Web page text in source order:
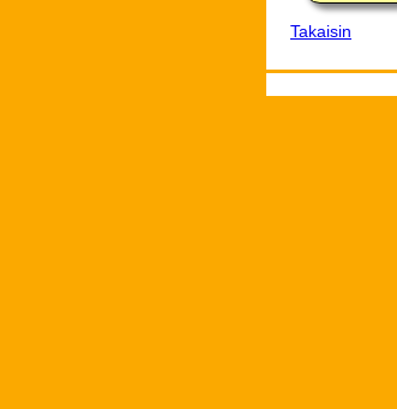
Takaisin